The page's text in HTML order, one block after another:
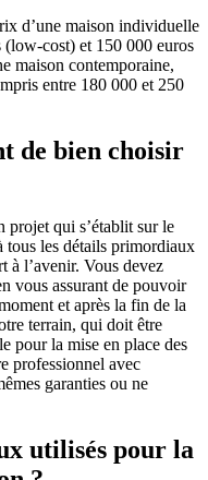
d’une maison individuelle
(low-cost) et 150 000 euros
maison contemporaine,
entre 180 000 et 250
de bien choisir
projet qui s’établit sur le
tous les détails primordiaux
à l’avenir. Vous devez
vous assurant de pouvoir
et après la fin de la
terrain, qui doit être
pour la mise en place des
professionnel avec
garanties ou ne
utilisés pour la